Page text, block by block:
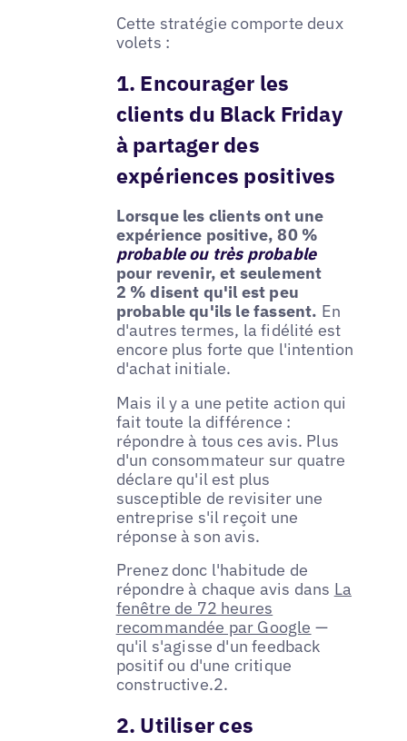
Cette stratégie comporte deux
volets :
1. Encourager les
clients du Black Friday
à partager des
expériences positives
Lorsque les clients ont une
expérience positive, 80 %
probable ou très probable
pour revenir, et seulement
2 % disent qu'il est peu
probable qu'ils le fassent. En
d'autres termes, la fidélité est
encore plus forte que l'intention
d'achat initiale.
Mais il y a une petite action qui
fait toute la différence :
répondre à tous ces avis. Plus
d'un consommateur sur quatre
déclare qu'il est plus
susceptible de revisiter une
entreprise s'il reçoit une
réponse à son avis.
Prenez donc l'habitude de
répondre à chaque avis dans La
fenêtre de 72 heures
recommandée par Google —
qu'il s'agisse d'un feedback
positif ou d'une critique
constructive.2.
2. Utiliser ces